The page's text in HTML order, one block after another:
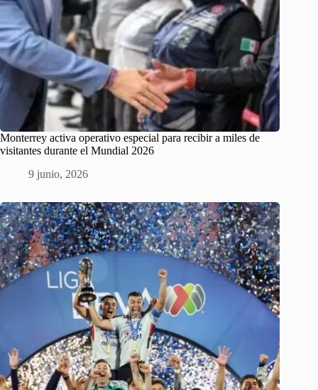
Monterrey activa operativo especial para recibir a miles de
visitantes durante el Mundial 2026
9 junio, 2026